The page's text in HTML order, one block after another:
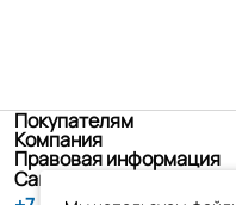
Покупателям
Компания
Правовая информация
Санкт-Петербург, ул.